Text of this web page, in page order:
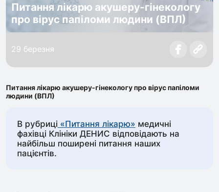
Питання лікарю акушеру-гінекологу
про вірус папіломи людини (ВПЛ)
29 березня
Питання лікарю акушеру-гінекологу про вірус папіломи
людини (ВПЛ)
В рубриці«Питання лікарю» медичні
фахівці Клініки ДЕНИС відповідають на
найбільш поширені питання наших
пацієнтів.